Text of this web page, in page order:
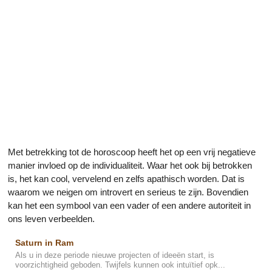
Met betrekking tot de horoscoop heeft het op een vrij negatieve
manier invloed op de individualiteit. Waar het ook bij betrokken
is, het kan cool, vervelend en zelfs apathisch worden. Dat is
waarom we neigen om introvert en serieus te zijn. Bovendien
kan het een symbool van een vader of een andere autoriteit in
ons leven verbeelden.
Saturn in Ram
Als u in deze periode nieuwe projecten of ideeën start, is
voorzichtigheid geboden. Twijfels kunnen ook intuïtief opk...